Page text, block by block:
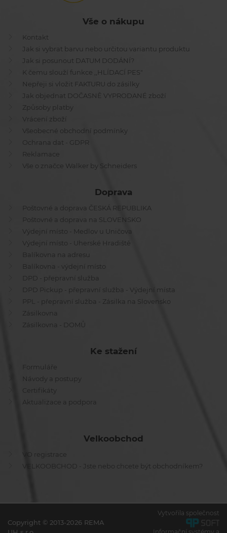
Vše o nákupu
Kontakt
Jak si vybrat barvu nebo určitou variantu produktu
Jak si posunout DATUM DODÁNÍ?
K čemu slouží funkce ,,HLÍDACÍ PES"
Nepřeji si vložit FAKTURU do zásilky
Jak objednat DOČASNĚ VYPRODANÉ zboží
Způsoby platby
Vrácení zboží
Všeobecné obchodní podmínky
Ochrana dat - GDPR
Reklamace
Vše o značce Walker by Schneiders
Doprava
Poštovné a doprava ČESKÁ REPUBLIKA
Poštovné a doprava na SLOVENSKO
Výdejní místo - Medlov u Uničova
Výdejní místo - Uherské Hradiště
Balíkovna na adresu
Balíkovna - výdejní místo
DPD - přepravní služba
DPD Pickup - přepravní služba - Výdejní místa
PPL - přepravní služba - Zásilka na Slovensko
Zásilkovna
Zásilkovna - DOMŮ
Ke stažení
Formuláře
Návody a postupy
Certifikáty
Aktualizace a podpora
Velkoobchod
VO registrace
VELKOOBCHOD - Jste nebo chcete být obchodníkem?
Copyright © 2013-2026 REMA
Vytvořila společnost